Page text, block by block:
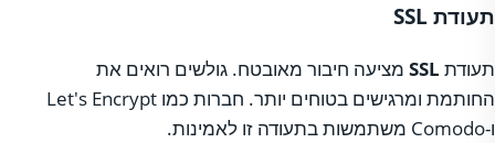
תעודת SSL
תעודת SSL מציעה חיבור מאובטח. גולשים רואים את
החותמת ומרגישים בטוחים יותר. חברות כמו Let's Encrypt
ו-Comodo משתמשות בתעודה זו לאמינות.